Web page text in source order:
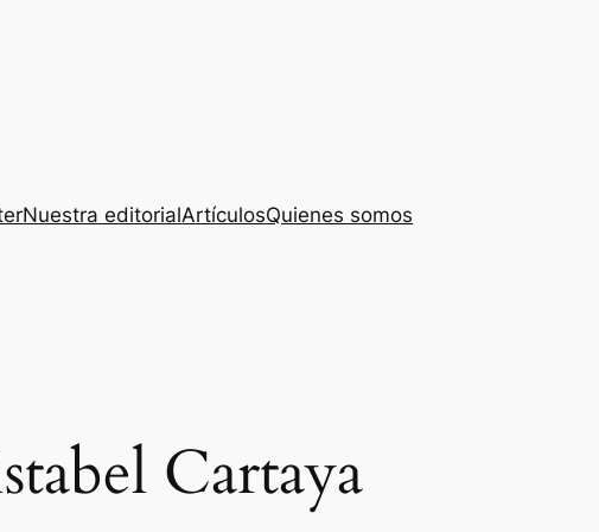
Nuestra editorialArtículosQuienes somos
Cartaya